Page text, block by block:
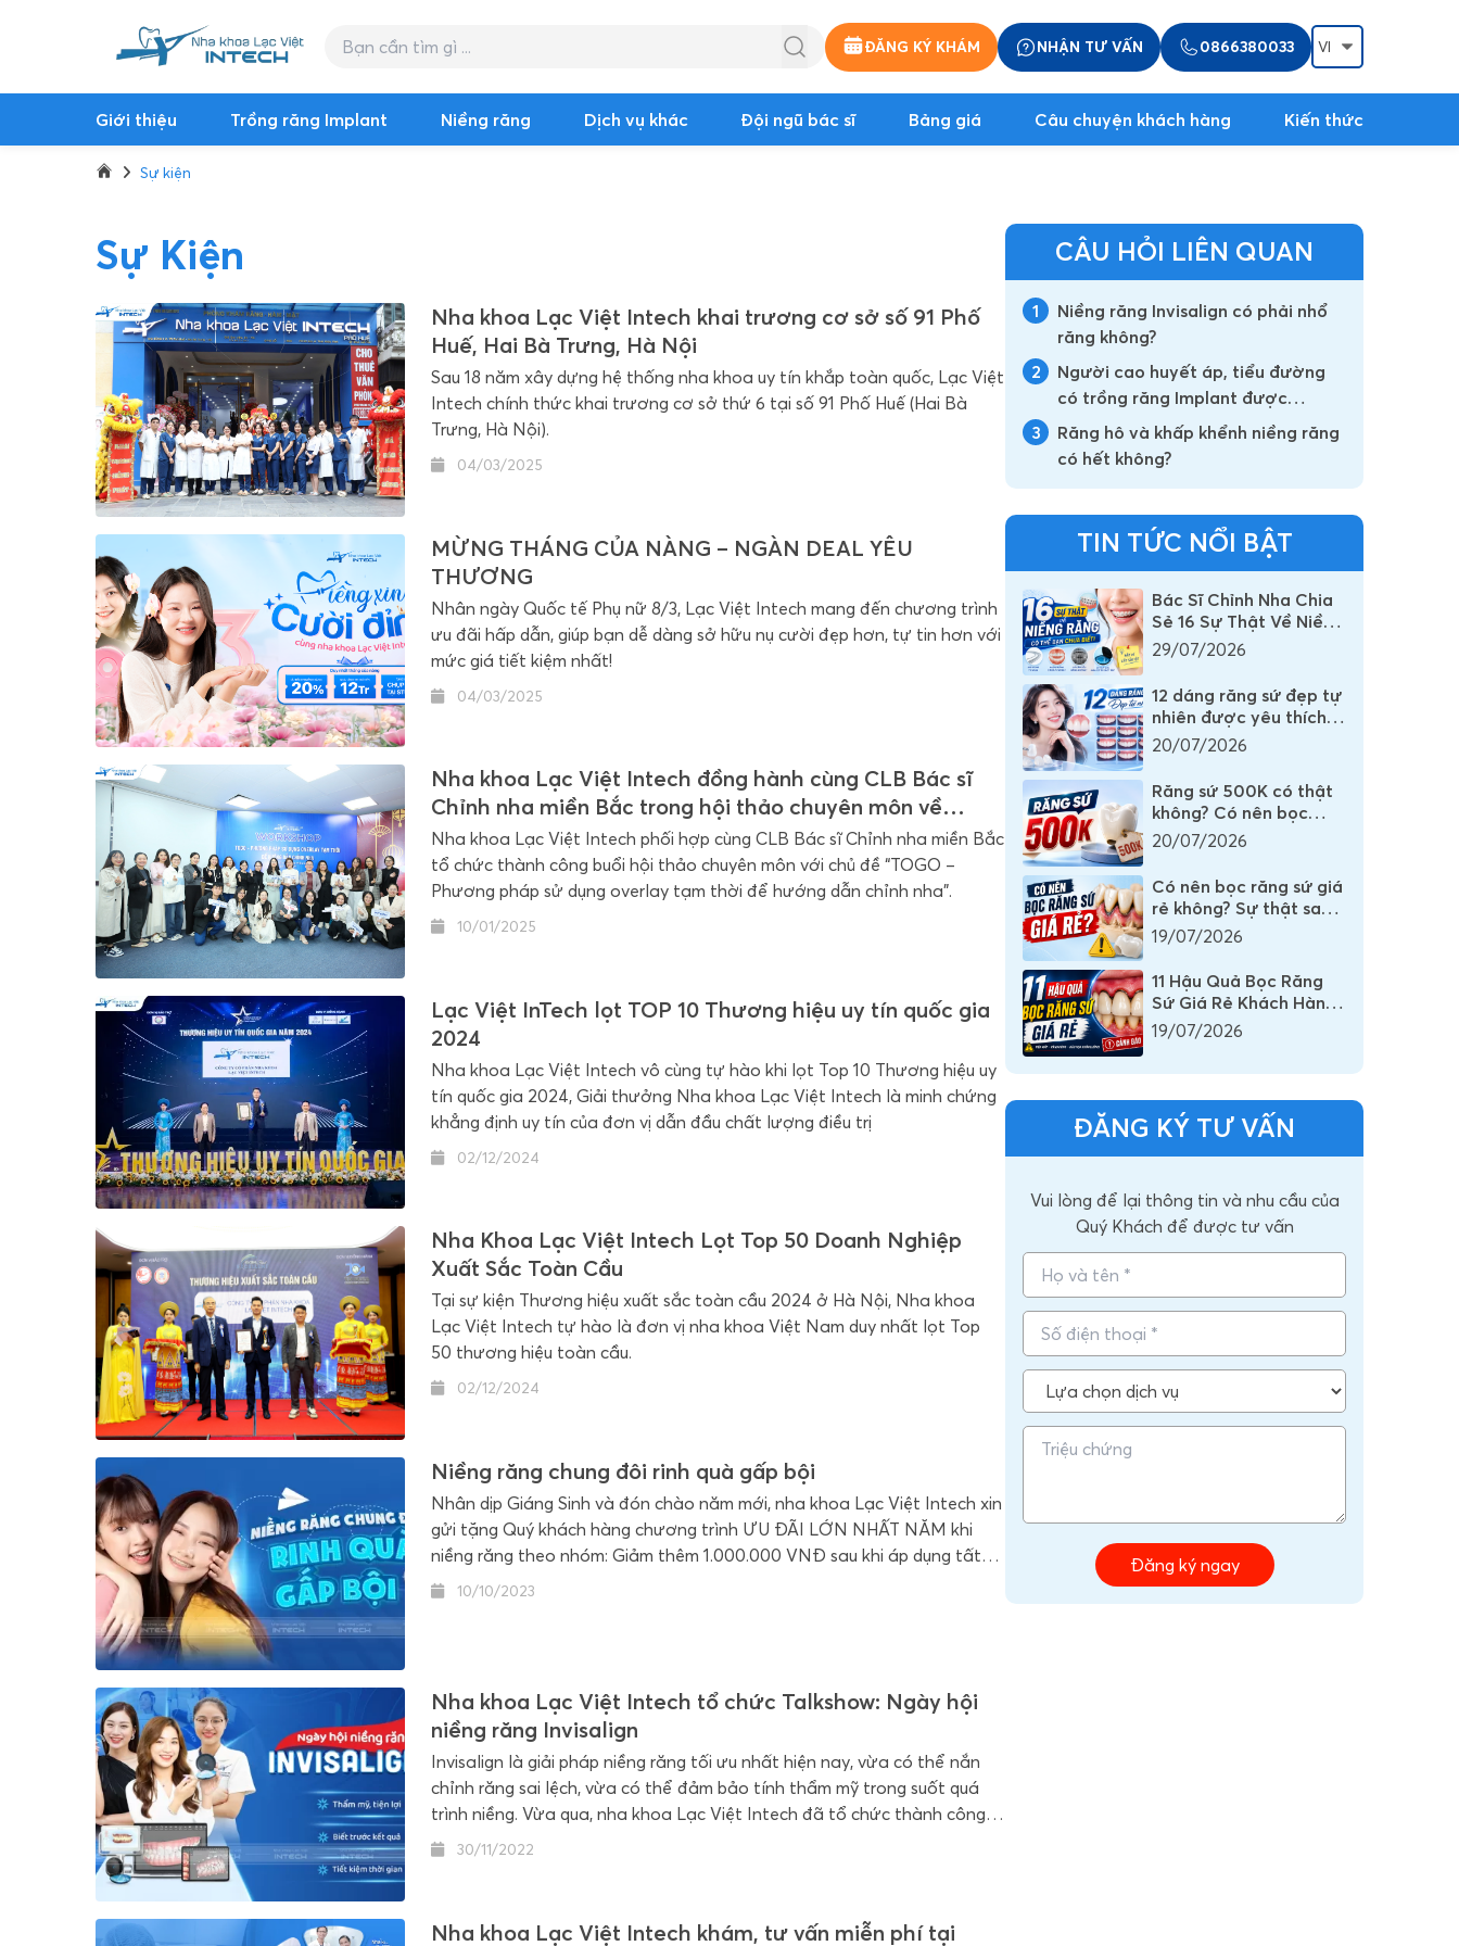
ĐĂNG KÝ KHÁM NHẬN TƯ VẤN 0866380033
Giới thiệu Trồng răng Implant Niềng răng Dịch vụ khác Đội ngũ bác sĩ Bảng giá Câu chuyện khách hàng Kiến thức
Sự kiện
Sự Kiện
Nha khoa Lạc Việt Intech khai trương cơ sở số 91 Phố
Huế, Hai Bà Trưng, Hà Nội
Sau 18 năm xây dựng hệ thống nha khoa uy tín khắp toàn quốc, Lạc Việt
Intech chính thức khai trương cơ sở thứ 6 tại số 91 Phố Huế (Hai Bà
Trưng, Hà Nội).
04/03/2025
MỪNG THÁNG CỦA NÀNG – NGÀN DEAL YÊU
THƯƠNG
Nhân ngày Quốc tế Phụ nữ 8/3, Lạc Việt Intech mang đến chương trình
ưu đãi hấp dẫn, giúp bạn dễ dàng sở hữu nụ cười đẹp hơn, tự tin hơn với
mức giá tiết kiệm nhất!
04/03/2025
Nha khoa Lạc Việt Intech đồng hành cùng CLB Bác sĩ
Chỉnh nha miền Bắc trong hội thảo chuyên môn về
TOGO
Nha khoa Lạc Việt Intech phối hợp cùng CLB Bác sĩ Chỉnh nha miền Bắc
tổ chức thành công buổi hội thảo chuyên môn với chủ đề “TOGO –
Phương pháp sử dụng overlay tạm thời để hướng dẫn chỉnh nha”.
10/01/2025
Lạc Việt InTech lọt TOP 10 Thương hiệu uy tín quốc gia
2024
Nha khoa Lạc Việt Intech vô cùng tự hào khi lọt Top 10 Thương hiệu uy
tín quốc gia 2024, Giải thưởng Nha khoa Lạc Việt Intech là minh chứng
khẳng định uy tín của đơn vị dẫn đầu chất lượng điều trị
02/12/2024
Nha Khoa Lạc Việt Intech Lọt Top 50 Doanh Nghiệp
Xuất Sắc Toàn Cầu
Tại sự kiện Thương hiệu xuất sắc toàn cầu 2024 ở Hà Nội, Nha khoa
Lạc Việt Intech tự hào là đơn vị nha khoa Việt Nam duy nhất lọt Top
50 thương hiệu toàn cầu.
02/12/2024
Niềng răng chung đôi rinh quà gấp bội
Nhân dịp Giáng Sinh và đón chào năm mới, nha khoa Lạc Việt Intech xin
gửi tặng Quý khách hàng chương trình ƯU ĐÃI LỚN NHẤT NĂM khi
niềng răng theo nhóm: Giảm thêm 1.000.000 VNĐ sau khi áp dụng tất
cả các chương trình khuyến mại hiện hành tại nha khoa khi đăng ký
10/10/2023
Nha khoa Lạc Việt Intech tổ chức Talkshow: Ngày hội
niềng răng Invisalign
Invisalign là giải pháp niềng răng tối ưu nhất hiện nay, vừa có thể nắn
chỉnh răng sai lệch, vừa có thể đảm bảo tính thẩm mỹ trong suốt quá
trình niềng. Vừa qua, nha khoa Lạc Việt Intech đã tổ chức thành công
Talkshow “Invisalign – xu hướng chỉnh nha của giới trẻ hiện đại”.
30/11/2022
Nha khoa Lạc Việt Intech khám, tư vấn miễn phí tại
CÂU HỎI LIÊN QUAN
1
Niềng răng Invisalign có phải nhổ
răng không?
2
Người cao huyết áp, tiểu đường
có trồng răng Implant được
không?
3
Răng hô và khấp khểnh niềng răng
có hết không?
TIN TỨC NỔI BẬT
Bác Sĩ Chỉnh Nha Chia
Sẻ 16 Sự Thật Về Niềng
Răng Mà Rất Nhiều
Người Vẫn Đang Hiểu
Sai
29/07/2026
12 dáng răng sứ đẹp tự
nhiên được yêu thích
nhất mọi thời đại
20/07/2026
Răng sứ 500K có thật
không? Có nên bọc
răng sứ 500K không?
20/07/2026
Có nên bọc răng sứ giá
rẻ không? Sự thật sau
những chiếc răng sứ có
giá vài trăm nghìn
19/07/2026
11 Hậu Quả Bọc Răng
Sứ Giá Rẻ Khách Hàng
Nhất Định Phải Biết
19/07/2026
ĐĂNG KÝ TƯ VẤN
Vui lòng để lại thông tin và nhu cầu của
Quý Khách để được tư vấn
Đăng ký ngay